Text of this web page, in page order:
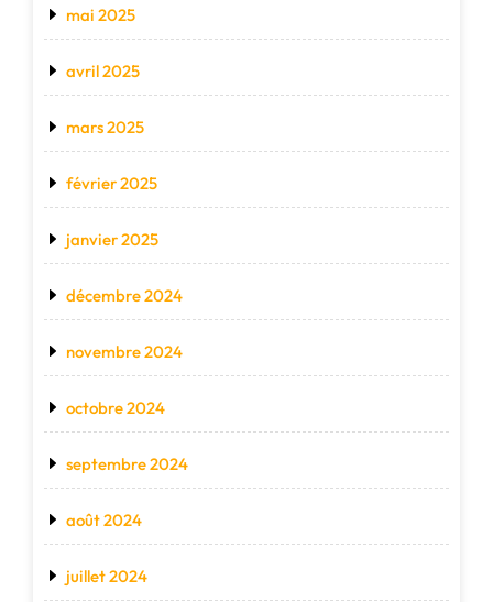
mai 2025
avril 2025
mars 2025
février 2025
janvier 2025
décembre 2024
novembre 2024
octobre 2024
septembre 2024
août 2024
juillet 2024